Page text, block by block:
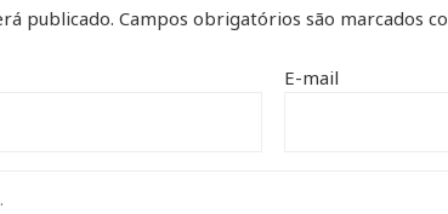
publicado. Campos obrigatórios são marcados
E-mail